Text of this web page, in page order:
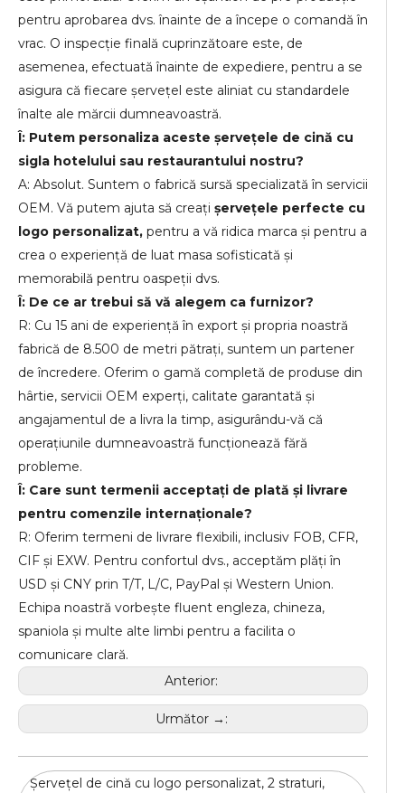
pentru aprobarea dvs. înainte de a începe o comandă în
vrac. O inspecție finală cuprinzătoare este, de
asemenea, efectuată înainte de expediere, pentru a se
asigura că fiecare șervețel este aliniat cu standardele
înalte ale mărcii dumneavoastră.
Î: Putem personaliza aceste șervețele de cină cu
sigla hotelului sau restaurantului nostru?
A: Absolut. Suntem o fabrică sursă specializată în servicii
OEM. Vă putem ajuta să creați șervețele perfecte cu
logo personalizat, pentru a vă ridica marca și pentru a
crea o experiență de luat masa sofisticată și
memorabilă pentru oaspeții dvs.
Î: De ce ar trebui să vă alegem ca furnizor?
R: Cu 15 ani de experiență în export și propria noastră
fabrică de 8.500 de metri pătrați, suntem un partener
de încredere. Oferim o gamă completă de produse din
hârtie, servicii OEM experți, calitate garantată și
angajamentul de a livra la timp, asigurându-vă că
operațiunile dumneavoastră funcționează fără
probleme.
Î: Care sunt termenii acceptați de plată și livrare
pentru comenzile internaționale?
R: Oferim termeni de livrare flexibili, inclusiv FOB, CFR,
CIF și EXW. Pentru confortul dvs., acceptăm plăți în
USD și CNY prin T/T, L/C, PayPal și Western Union.
Echipa noastră vorbește fluent engleza, chineza,
spaniola și multe alte limbi pentru a facilita o
comunicare clară.
Anterior:
Următor →:
Șervețel de cină cu logo personalizat, 2 straturi,